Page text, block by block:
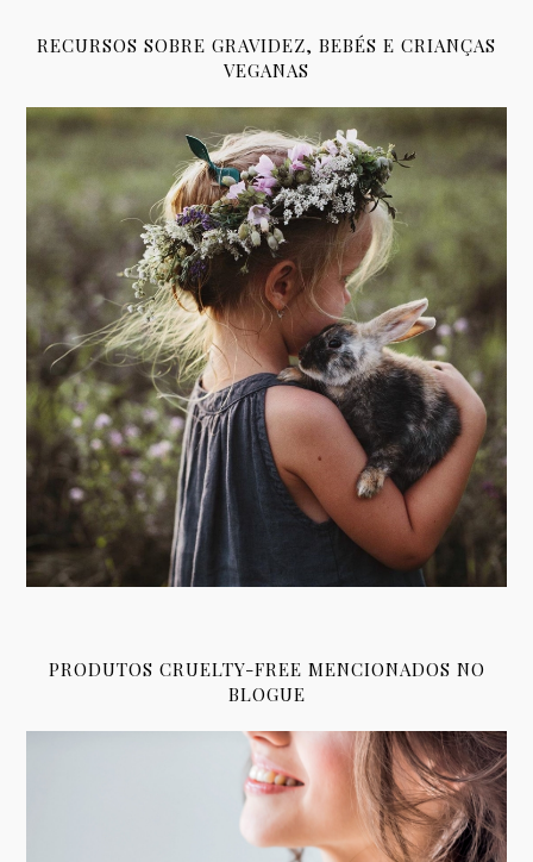
RECURSOS SOBRE GRAVIDEZ, BEBÉS E CRIANÇAS
VEGANAS
PRODUTOS CRUELTY-FREE MENCIONADOS NO
BLOGUE